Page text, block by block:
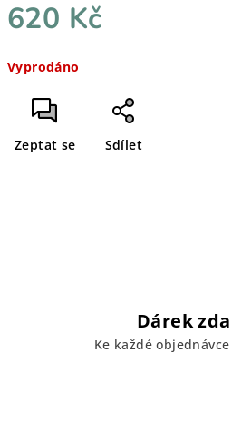
620 Kč
cena:
Vyprodáno
Zeptat se Sdílet
Dárek
Ke každé